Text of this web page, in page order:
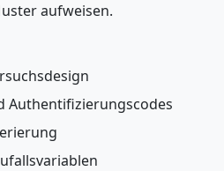
aufweisen.
Authentifizierungscodes